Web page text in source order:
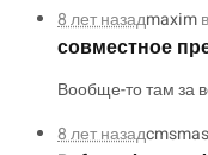
8 лет назадmaxim
совместное
Вообще-то там за
8 лет назад